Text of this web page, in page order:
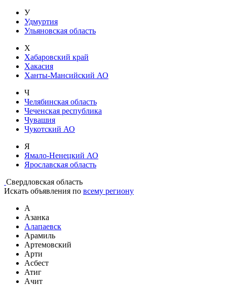
У
Удмуртия
Ульяновская область
Х
Хабаровский край
Хакасия
Ханты-Мансийский АО
Ч
Челябинская область
Чеченская республика
Чувашия
Чукотский АО
Я
Ямало-Ненецкий АО
Ярославская область
Свердловская область
Искать объявления по всему региону
А
Азанка
Алапаевск
Арамиль
Артемовский
Арти
Асбест
Атиг
Ачит